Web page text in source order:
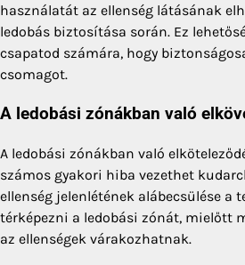
használatát az ellenség látásának
ledobás biztosítása során. Ez
csapatod számára, hogy
csomagot.
A ledobási zónákban való
A ledobási zónákban való
számos gyakori hiba vezethet
ellenség jelenlétének alábecsülése a
térképezni a ledobási zónát, mielőtt
az ellenségek várakozhatnak.